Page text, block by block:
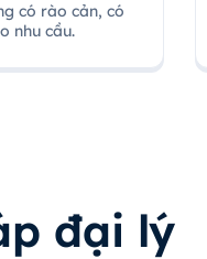
có rào cản, có
nhu cầu.
đại lý